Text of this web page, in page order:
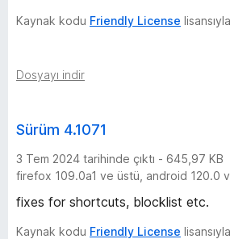
Kaynak kodu Friendly License
Dosyayı indir
Sürüm 4.1071
3 Tem 2024 tarihinde çıktı - 645,97 KB
firefox 109.0a1 ve üstü, android 120.0
fixes for shortcuts, blocklist etc.
Kaynak kodu Friendly License